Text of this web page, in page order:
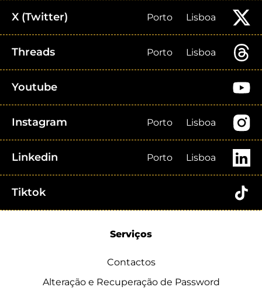
X (Twitter) Porto Lisboa
Threads Porto Lisboa
Youtube
Instagram Porto Lisboa
Linkedin Porto Lisboa
Tiktok
Serviços
Contactos
Alteração e Recuperação de Password